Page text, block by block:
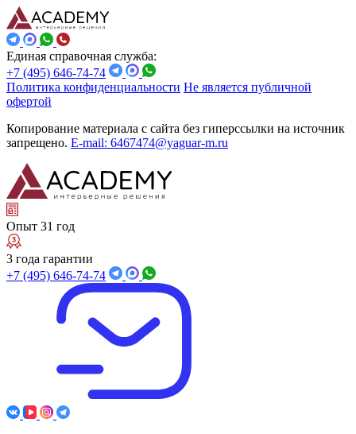
Единая справочная служба:
+7 (495) 646-74-74
Политика конфиденциальности Не является публичной
офертой
Копирование материала с сайта без гиперссылки на источник
запрещено. E-mail: 6467474@yaguar-m.ru
Опыт 31 год
3 года гарантии
+7 (495) 646-74-74